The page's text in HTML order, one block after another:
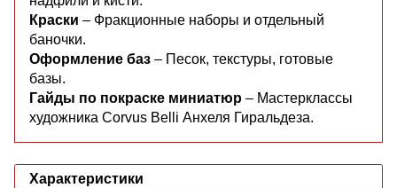
Краски – Фракционные наборы и отдельный
баночки.
Оформление баз – Песок, текстуры, готовые
базы.
Гайды по покраске миниатюр – Мастерклассы
художника Corvus Belli Анхеля Гиральдеза.
Характеристики